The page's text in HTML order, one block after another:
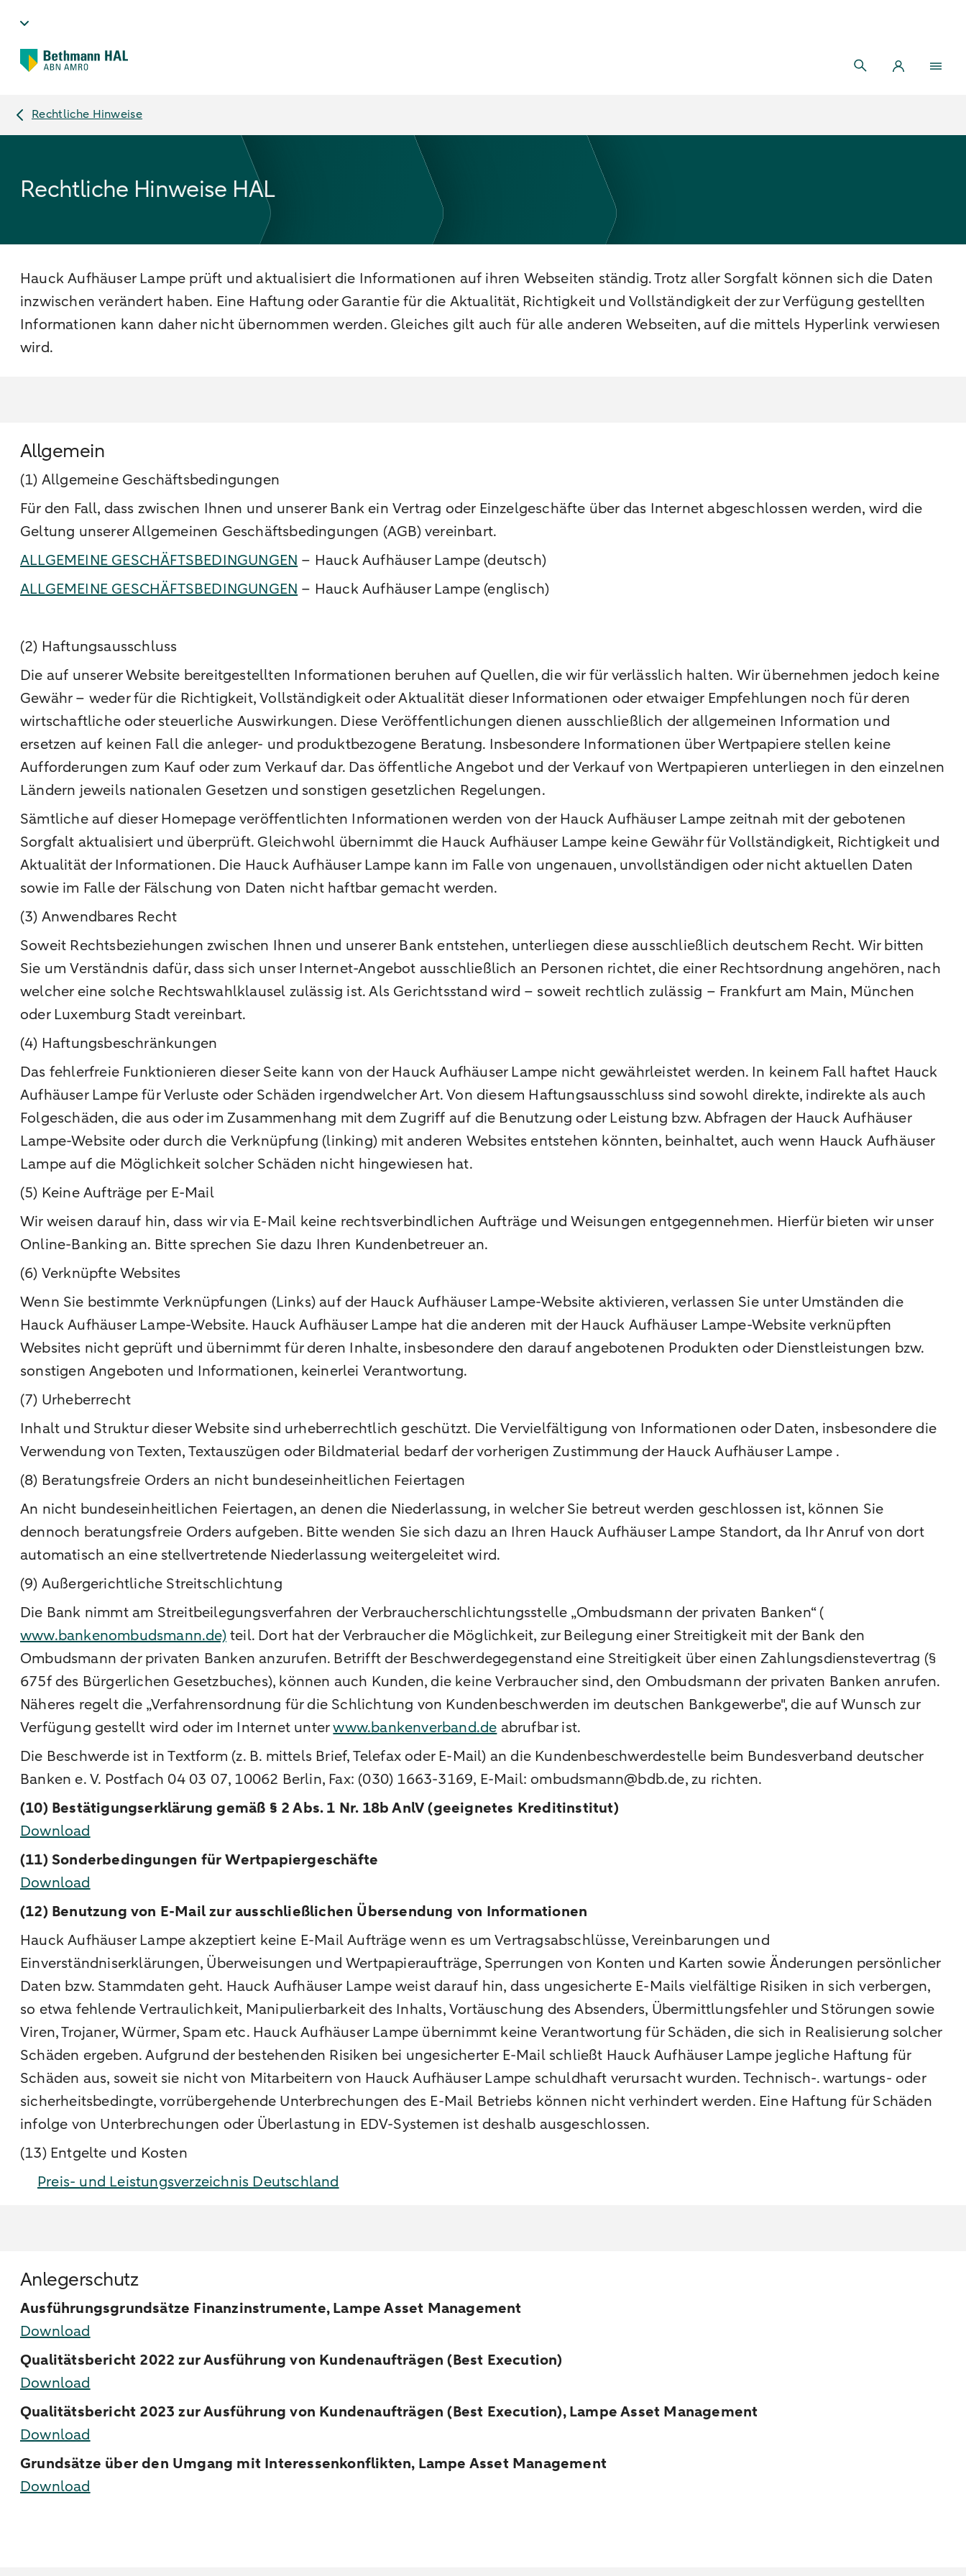
Rechtliche Hinweise
Rechtliche Hinweise HAL
Hauck Aufhäuser Lampe prüft und aktualisiert die Informationen auf ihren Webseiten ständig. Trotz aller Sorgfalt können sich die Daten
inzwischen verändert haben. Eine Haftung oder Garantie für die Aktualität, Richtigkeit und Vollständigkeit der zur Verfügung gestellten
Informationen kann daher nicht übernommen werden. Gleiches gilt auch für alle anderen Webseiten, auf die mittels Hyperlink verwiesen
wird.
Allgemein
(1) Allgemeine Geschäftsbedingungen
Für den Fall, dass zwischen Ihnen und unserer Bank ein Vertrag oder Einzelgeschäfte über das Internet abgeschlossen werden, wird die
Geltung unserer Allgemeinen Geschäftsbedingungen (AGB) vereinbart.
ALLGEMEINE GESCHÄFTSBEDINGUNGEN – Hauck Aufhäuser Lampe (deutsch)
ALLGEMEINE GESCHÄFTSBEDINGUNGEN – Hauck Aufhäuser Lampe (englisch)
(2) Haftungsausschluss
Die auf unserer Website bereitgestellten Informationen beruhen auf Quellen, die wir für verlässlich halten. Wir übernehmen jedoch keine
Gewähr – weder für die Richtigkeit, Vollständigkeit oder Aktualität dieser Informationen oder etwaiger Empfehlungen noch für deren
wirtschaftliche oder steuerliche Auswirkungen. Diese Veröffentlichungen dienen ausschließlich der allgemeinen Information und
ersetzen auf keinen Fall die anleger- und produktbezogene Beratung. Insbesondere Informationen über Wertpapiere stellen keine
Aufforderungen zum Kauf oder zum Verkauf dar. Das öffentliche Angebot und der Verkauf von Wertpapieren unterliegen in den einzelnen
Ländern jeweils nationalen Gesetzen und sonstigen gesetzlichen Regelungen.
Sämtliche auf dieser Homepage veröffentlichten Informationen werden von der Hauck Aufhäuser Lampe zeitnah mit der gebotenen
Sorgfalt aktualisiert und überprüft. Gleichwohl übernimmt die Hauck Aufhäuser Lampe keine Gewähr für Vollständigkeit, Richtigkeit und
Aktualität der Informationen. Die Hauck Aufhäuser Lampe kann im Falle von ungenauen, unvollständigen oder nicht aktuellen Daten
sowie im Falle der Fälschung von Daten nicht haftbar gemacht werden.
(3) Anwendbares Recht
Soweit Rechtsbeziehungen zwischen Ihnen und unserer Bank entstehen, unterliegen diese ausschließlich deutschem Recht. Wir bitten
Sie um Verständnis dafür, dass sich unser Internet-Angebot ausschließlich an Personen richtet, die einer Rechtsordnung angehören, nach
welcher eine solche Rechtswahlklausel zulässig ist. Als Gerichtsstand wird – soweit rechtlich zulässig – Frankfurt am Main, München
oder Luxemburg Stadt vereinbart.
(4) Haftungsbeschränkungen
Das fehlerfreie Funktionieren dieser Seite kann von der Hauck Aufhäuser Lampe nicht gewährleistet werden. In keinem Fall haftet Hauck
Aufhäuser Lampe für Verluste oder Schäden irgendwelcher Art. Von diesem Haftungsausschluss sind sowohl direkte, indirekte als auch
Folgeschäden, die aus oder im Zusammenhang mit dem Zugriff auf die Benutzung oder Leistung bzw. Abfragen der Hauck Aufhäuser
Lampe-Website oder durch die Verknüpfung (linking) mit anderen Websites entstehen könnten, beinhaltet, auch wenn Hauck Aufhäuser
Lampe auf die Möglichkeit solcher Schäden nicht hingewiesen hat.
(5) Keine Aufträge per E-Mail
Wir weisen darauf hin, dass wir via E-Mail keine rechtsverbindlichen Aufträge und Weisungen entgegennehmen. Hierfür bieten wir unser
Online-Banking an. Bitte sprechen Sie dazu Ihren Kundenbetreuer an.
(6) Verknüpfte Websites
Wenn Sie bestimmte Verknüpfungen (Links) auf der Hauck Aufhäuser Lampe-Website aktivieren, verlassen Sie unter Umständen die
Hauck Aufhäuser Lampe-Website. Hauck Aufhäuser Lampe hat die anderen mit der Hauck Aufhäuser Lampe-Website verknüpften
Websites nicht geprüft und übernimmt für deren Inhalte, insbesondere den darauf angebotenen Produkten oder Dienstleistungen bzw.
sonstigen Angeboten und Informationen, keinerlei Verantwortung.
(7) Urheberrecht
Inhalt und Struktur dieser Website sind urheberrechtlich geschützt. Die Vervielfältigung von Informationen oder Daten, insbesondere die
Verwendung von Texten, Textauszügen oder Bildmaterial bedarf der vorherigen Zustimmung der Hauck Aufhäuser Lampe .
(8) Beratungsfreie Orders an nicht bundeseinheitlichen Feiertagen
An nicht bundeseinheitlichen Feiertagen, an denen die Niederlassung, in welcher Sie betreut werden geschlossen ist, können Sie
dennoch beratungsfreie Orders aufgeben. Bitte wenden Sie sich dazu an Ihren Hauck Aufhäuser Lampe Standort, da Ihr Anruf von dort
automatisch an eine stellvertretende Niederlassung weitergeleitet wird.
(9) Außergerichtliche Streitschlichtung
Die Bank nimmt am Streitbeilegungsverfahren der Verbraucherschlichtungsstelle „Ombudsmann der privaten Banken“ (
www.bankenombudsmann.de)teil. Dort hat der Verbraucher die Möglichkeit, zur Beilegung einer Streitigkeit mit der Bank den
Ombudsmann der privaten Banken anzurufen. Betrifft der Beschwerdegegenstand eine Streitigkeit über einen Zahlungsdienstevertrag (§
675f des Bürgerlichen Gesetzbuches), können auch Kunden, die keine Verbraucher sind, den Ombudsmann der privaten Banken anrufen.
Näheres regelt die „Verfahrensordnung für die Schlichtung von Kundenbeschwerden im deutschen Bankgewerbe", die auf Wunsch zur
Verfügung gestellt wird oder im Internet unterwww.bankenverband.de abrufbar ist.
Die Beschwerde ist in Textform (z. B. mittels Brief, Telefax oder E-Mail) an die Kundenbeschwerdestelle beim Bundesverband deutscher
Banken e. V. Postfach 04 03 07, 10062 Berlin, Fax: (030) 1663-3169, E-Mail: ombudsmann@bdb.de, zu richten.
(10) Bestätigungserklärung gemäß § 2 Abs. 1 Nr. 18b AnlV (geeignetes Kreditinstitut)
Download
(11) Sonderbedingungen für Wertpapiergeschäfte
Download
(12) Benutzung von E-Mail zur ausschließlichen Übersendung von Informationen
Hauck Aufhäuser Lampe akzeptiert keine E-Mail Aufträge wenn es um Vertragsabschlüsse, Vereinbarungen und
Einverständniserklärungen, Überweisungen und Wertpapieraufträge, Sperrungen von Konten und Karten sowie Änderungen persönlicher
Daten bzw. Stammdaten geht. Hauck Aufhäuser Lampe weist darauf hin, dass ungesicherte E-Mails vielfältige Risiken in sich verbergen,
so etwa fehlende Vertraulichkeit, Manipulierbarkeit des Inhalts, Vortäuschung des Absenders, Übermittlungsfehler und Störungen sowie
Viren, Trojaner, Würmer, Spam etc. Hauck Aufhäuser Lampe übernimmt keine Verantwortung für Schäden, die sich in Realisierung solcher
Schäden ergeben. Aufgrund der bestehenden Risiken bei ungesicherter E-Mail schließt Hauck Aufhäuser Lampe jegliche Haftung für
Schäden aus, soweit sie nicht von Mitarbeitern von Hauck Aufhäuser Lampe schuldhaft verursacht wurden. Technisch-. wartungs- oder
sicherheitsbedingte, vorrübergehende Unterbrechungen des E-Mail Betriebs können nicht verhindert werden. Eine Haftung für Schäden
infolge von Unterbrechungen oder Überlastung in EDV-Systemen ist deshalb ausgeschlossen.
(13) Entgelte und Kosten
Preis- und Leistungsverzeichnis Deutschland
Anlegerschutz
Ausführungsgrundsätze Finanzinstrumente, Lampe Asset Management
Download
Qualitätsbericht 2022 zur Ausführung von Kundenaufträgen (Best Execution)
Download
Qualitätsbericht 2023 zur Ausführung von Kundenaufträgen (Best Execution), Lampe Asset Management
Download
Grundsätze über den Umgang mit Interessenkonflikten, Lampe Asset Management
Download